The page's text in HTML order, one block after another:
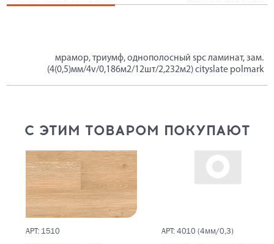
мрамор, триумф, однополосный spc ламинат, зам.
(4(0,5)мм/4v/0,186м2/12шт/2,232м2) cityslate polmark
С ЭТИМ ТОВАРОМ ПОКУПАЮТ
АРТ: 1510 АРТ: 4010 (4мм/0,3)